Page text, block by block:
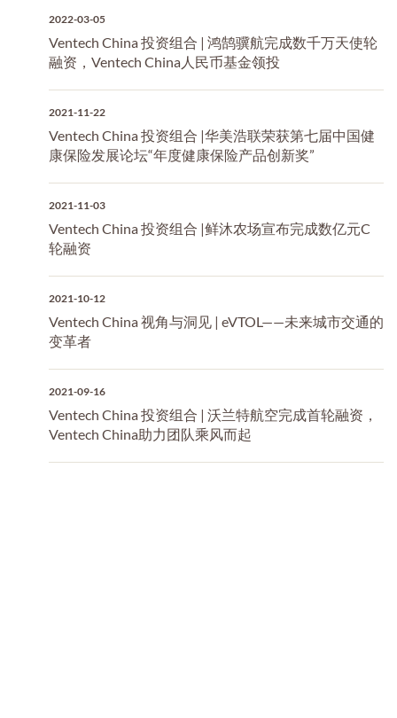
2022-03-05
Ventech China 投资组合 | 鸿鹄骥航完成数千万天使轮
融资，Ventech China人民币基金领投
2021-11-22
Ventech China 投资组合 |华美浩联荣获第七届中国健
康保险发展论坛“年度健康保险产品创新奖”
2021-11-03
Ventech China 投资组合 |鲜沐农场宣布完成数亿元C
轮融资
2021-10-12
Ventech China 视角与洞见 | eVTOL——未来城市交通的
变革者
2021-09-16
Ventech China 投资组合 | 沃兰特航空完成首轮融资，
Ventech China助力团队乘风而起